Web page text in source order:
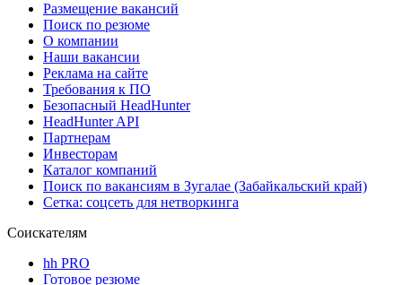
Размещение вакансий
Поиск по резюме
О компании
Наши вакансии
Реклама на сайте
Требования к ПО
Безопасный HeadHunter
HeadHunter API
Партнерам
Инвесторам
Каталог компаний
Поиск по вакансиям в Зугалае (Забайкальский край)
Сетка: соцсеть для нетворкинга
Соискателям
hh PRO
Готовое резюме